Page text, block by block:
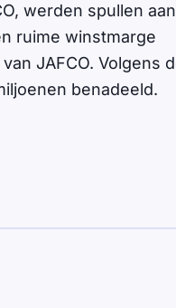
werden spullen
ruime winstmarge
JAFCO. Volgens
benadeeld.